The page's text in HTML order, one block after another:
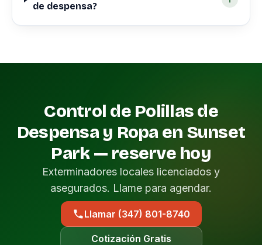
de despensa?
Control de Polillas de
Despensa y Ropa en Sunset
Park — reserve hoy
Exterminadores locales licenciados y
asegurados. Llame para agendar.
Llamar (347) 801-8740
Cotización Gratis